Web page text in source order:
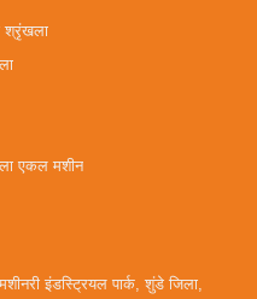
श्रृंखला
एकल मशीन
इंडस्ट्रियल पार्क, शुंडे जिला,